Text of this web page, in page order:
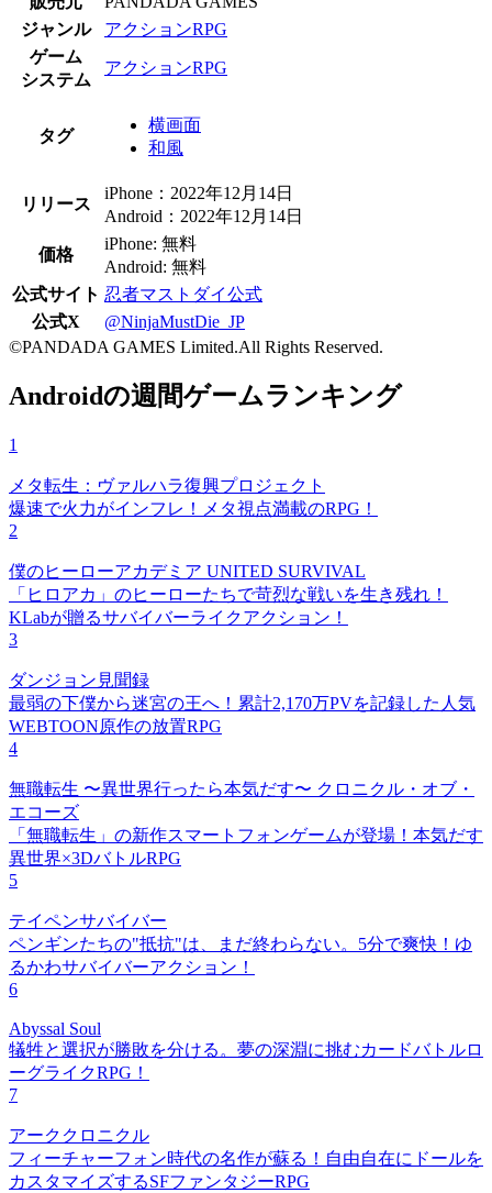
ジャンル
アクションRPG
ゲーム
システム
アクションRPG
タグ
横画面
和風
リリース
iPhone：2022年12月14日
Android：2022年12月14日
価格
iPhone: 無料
Android: 無料
公式サイト 忍者マストダイ公式
公式X
@NinjaMustDie_JP
©PANDADA GAMES Limited.All Rights Reserved.
Androidの週間ゲームランキング
1
メタ転生：ヴァルハラ復興プロジェクト
爆速で火力がインフレ！メタ視点満載のRPG！
2
僕のヒーローアカデミア UNITED SURVIVAL
「ヒロアカ」のヒーローたちで苛烈な戦いを生き残れ！
KLabが贈るサバイバーライクアクション！
3
ダンジョン見聞録
最弱の下僕から迷宮の王へ！累計2,170万PVを記録した人気
WEBTOON原作の放置RPG
4
無職転生 〜異世界行ったら本気だす〜 クロニクル・オブ・
エコーズ
「無職転生」の新作スマートフォンゲームが登場！本気だす
異世界×3DバトルRPG
5
テイペンサバイバー
ペンギンたちの"抵抗"は、まだ終わらない。5分で爽快！ゆ
るかわサバイバーアクション！
6
Abyssal Soul
犠牲と選択が勝敗を分ける。夢の深淵に挑むカードバトルロ
ーグライクRPG！
7
アーククロニクル
フィーチャーフォン時代の名作が蘇る！自由自在にドールを
カスタマイズするSFファンタジーRPG